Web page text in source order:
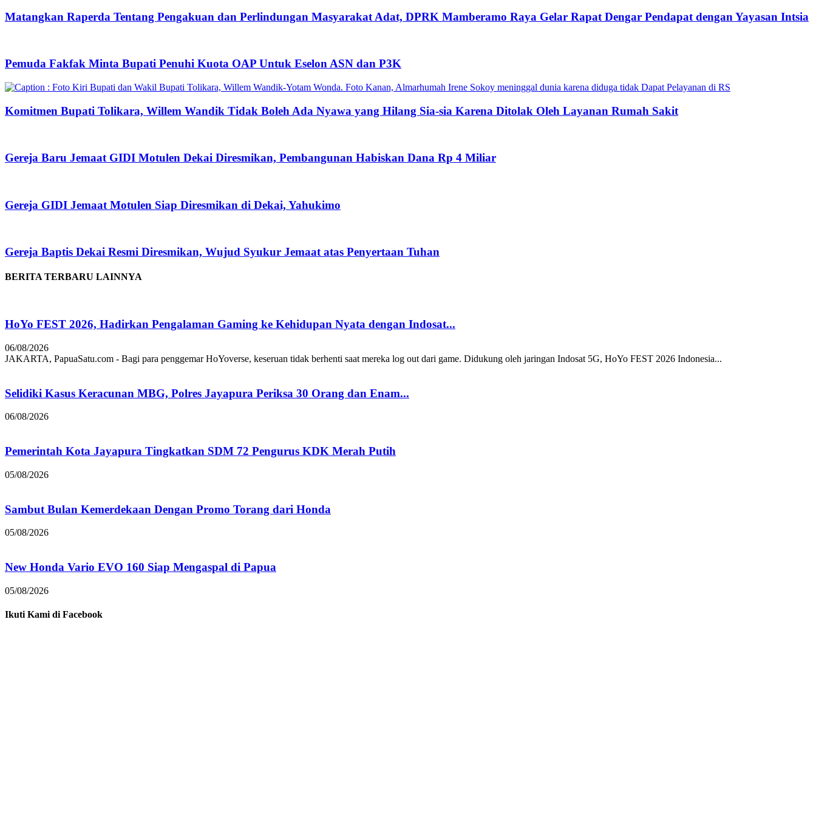
Matangkan Raperda Tentang Pengakuan dan Perlindungan Masyarakat Adat, DPRK Mamberamo Raya Gelar Rapat Dengar Pendapat dengan Yayasan Intsia
Pemuda Fakfak Minta Bupati Penuhi Kuota OAP Untuk Eselon ASN dan P3K
Komitmen Bupati Tolikara, Willem Wandik Tidak Boleh Ada Nyawa yang Hilang Sia-sia Karena Ditolak Oleh Layanan Rumah Sakit
Gereja Baru Jemaat GIDI Motulen Dekai Diresmikan, Pembangunan Habiskan Dana Rp 4 Miliar
Gereja GIDI Jemaat Motulen Siap Diresmikan di Dekai, Yahukimo
Gereja Baptis Dekai Resmi Diresmikan, Wujud Syukur Jemaat atas Penyertaan Tuhan
BERITA TERBARU LAINNYA
HoYo FEST 2026, Hadirkan Pengalaman Gaming ke Kehidupan Nyata dengan Indosat...
06/08/2026
JAKARTA, PapuaSatu.com - Bagi para penggemar HoYoverse, keseruan tidak berhenti saat mereka log out dari game. Didukung oleh jaringan Indosat 5G, HoYo FEST 2026 Indonesia...
Selidiki Kasus Keracunan MBG, Polres Jayapura Periksa 30 Orang dan Enam...
06/08/2026
Pemerintah Kota Jayapura Tingkatkan SDM 72 Pengurus KDK Merah Putih
05/08/2026
Sambut Bulan Kemerdekaan Dengan Promo Torang dari Honda
05/08/2026
New Honda Vario EVO 160 Siap Mengaspal di Papua
05/08/2026
Ikuti Kami di Facebook